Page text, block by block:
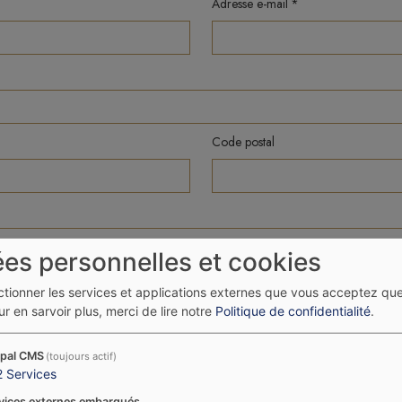
Adresse e-mail
Code postal
j’accepte que mes données soient utilisées pour traiter ma demande,
personnelles et cookies
les services et applications externes que vous acceptez
en sarvoir plus, merci de lire notre Politique de confidentialité.
CMS (toujours actif)
Services